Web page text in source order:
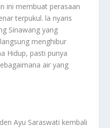
ini membuat perasaan
terpukul. la nyaris
Sinawang yang
menghibur
Hidup, pasti punya
air yang
Ayu Saraswati kembali